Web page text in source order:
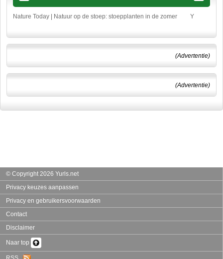
Nature Today | Natuur op de stoep: stoepplanten in de zomer Y
(Advertentie)
(Advertentie)
© Copyright 2026 Yurls.net
Privacy keuzes aanpassen
Privacy en gebruikersvoorwaarden
Contact
Disclaimer
Naar top